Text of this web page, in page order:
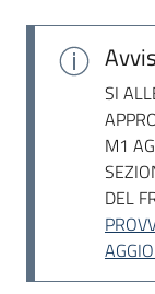
Supporto
Piattaforme
telematiche
SI
M1
DEL